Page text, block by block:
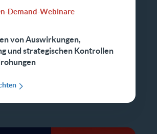
Demand-Webinare
von Auswirkungen,
und strategischen Kontrollen